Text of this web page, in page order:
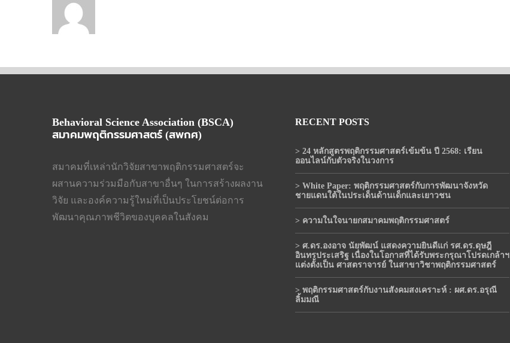
Behavioral Science Association (BSCA)
สมาคมพฤติกรรมศาสตร์ (สพกศ)
สมาคมที่เหล่านักวิจัยสาขาพฤติกรรมศาสตร์จะ
ผสานความร่วมมือกับสาขาอื่นๆ ในการสร้างผลงาน
วิจัย และองค์ความรู้ใหม่ที่เป็นประโยชน์ต่อการ
พัฒนาคุณภาพชีวิตของบุคคลในสังคม
RECENT POSTS
> 24 หลักสูตรพฤติกรรมศาสตร์เข้มข้น ปี 2568: เรียน
ออนไลน์กับตัวจริงในวงการ
> White Paper: พฤติกรรมศาสตร์กับการพัฒนาจังหวัด
ชายแดนใต้ในประเด็นด้านเด็กและเยาวชน
> ความในใจนายกสมาคมพฤติกรรมศาสตร์
> ศ.ดร.องอาจ นัยพัฒน์ แสดงความยินดีแก่ รศ.ดร.ดุษฎี
อินทรประเสริฐ เนื่องในโอกาสที่ได้รับพระกรุณาโปรดเกล้าฯ
แต่งตั้งเป็น ศาสตราจารย์ ในสาขาวิชาพฤติกรรมศาสตร์
> พฤติกรรมศาสตร์กับงานสังคมสงเคราะห์ : ผศ.ดร.อรุณี
ลิ้มมณี